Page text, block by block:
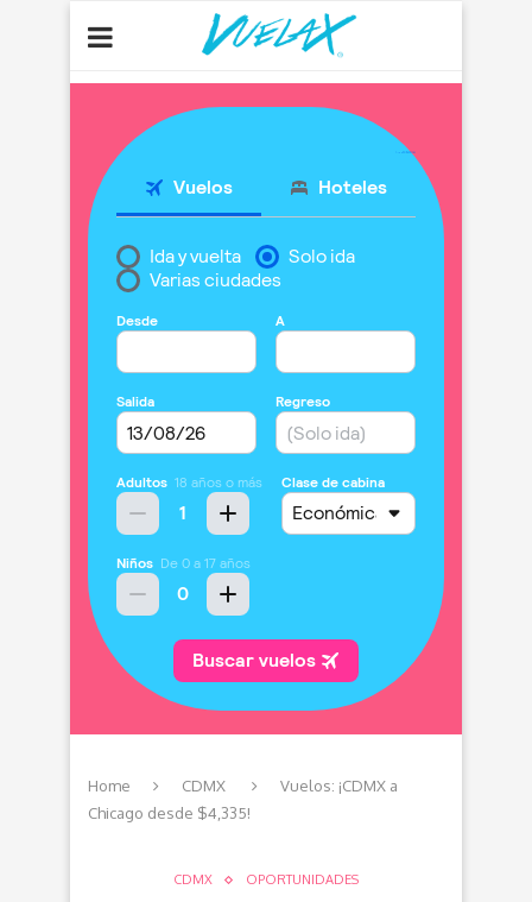
Home CDMX
Vuelos: ¡CDMX a
Chicago desde $4,335!
CDMX OPORTUNIDADES